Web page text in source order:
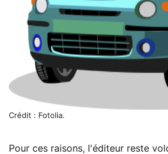
Crédit : Fotolia.
Pour ces raisons, l'éditeur reste